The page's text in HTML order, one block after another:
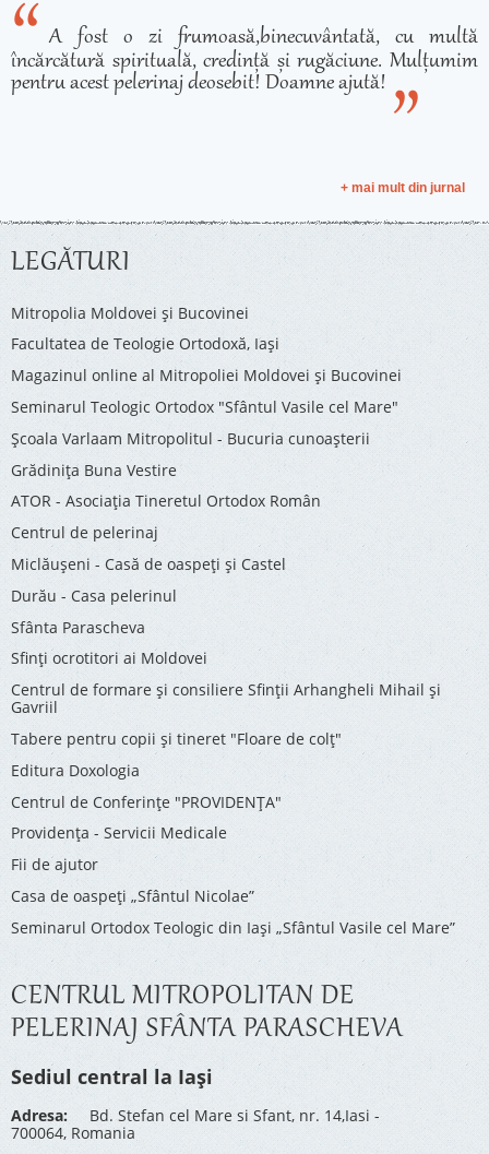
A fost o zi frumoasă,binecuvântată, cu multă
încărcătură spirituală, credință și rugăciune. Mulțumim
pentru acest pelerinaj deosebit! Doamne ajută!
+ mai mult din jurnal
LEGĂTURI
Mitropolia Moldovei și Bucovinei
Facultatea de Teologie Ortodoxă, Iaşi
Magazinul online al Mitropoliei Moldovei și Bucovinei
Seminarul Teologic Ortodox "Sfântul Vasile cel Mare"
Şcoala Varlaam Mitropolitul - Bucuria cunoaşterii
Grădinița Buna Vestire
ATOR - Asociaţia Tineretul Ortodox Român
Centrul de pelerinaj
Miclăușeni - Casă de oaspeţi şi Castel
Durău - Casa pelerinul
Sfânta Parascheva
Sfinți ocrotitori ai Moldovei
Centrul de formare și consiliere Sfinții Arhangheli Mihail și
Gavriil
Tabere pentru copii şi tineret "Floare de colţ"
Editura Doxologia
Centrul de Conferinţe "PROVIDENŢA"
Providenţa - Servicii Medicale
Fii de ajutor
Casa de oaspeți „Sfântul Nicolae”
Seminarul Ortodox Teologic din Iași „Sfântul Vasile cel Mare”
CENTRUL MITROPOLITAN DE
PELERINAJ SFÂNTA PARASCHEVA
Sediul central la Iași
Adresa: Bd. Stefan cel Mare si Sfant, nr. 14,Iasi -
700064, Romania